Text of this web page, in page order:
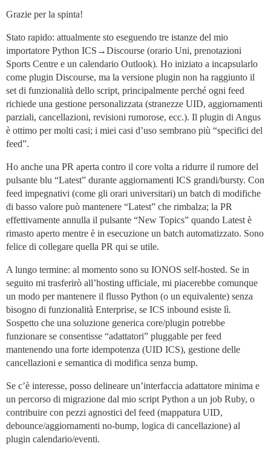
Grazie per la spinta!
Stato rapido: attualmente sto eseguendo tre istanze del mio
importatore Python ICS→Discourse (orario Uni, prenotazioni
Sports Centre e un calendario Outlook). Ho iniziato a incapsularlo
come plugin Discourse, ma la versione plugin non ha raggiunto il
set di funzionalità dello script, principalmente perché ogni feed
richiede una gestione personalizzata (stranezze UID, aggiornamenti
parziali, cancellazioni, revisioni rumorose, ecc.). Il plugin di Angus
è ottimo per molti casi; i miei casi d’uso sembrano più “specifici del
feed”.
Ho anche una PR aperta contro il core volta a ridurre il rumore del
pulsante blu “Latest” durante aggiornamenti ICS grandi/bursty. Con
feed impegnativi (come gli orari universitari) un batch di modifiche
di basso valore può mantenere “Latest” che rimbalza; la PR
effettivamente annulla il pulsante “New Topics” quando Latest è
rimasto aperto mentre è in esecuzione un batch automatizzato. Sono
felice di collegare quella PR qui se utile.
A lungo termine: al momento sono su IONOS self-hosted. Se in
seguito mi trasferirò all’hosting ufficiale, mi piacerebbe comunque
un modo per mantenere il flusso Python (o un equivalente) senza
bisogno di funzionalità Enterprise, se ICS inbound esiste lì.
Sospetto che una soluzione generica core/plugin potrebbe
funzionare se consentisse “adattatori” pluggable per feed
mantenendo una forte idempotenza (UID ICS), gestione delle
cancellazioni e semantica di modifica senza bump.
Se c’è interesse, posso delineare un’interfaccia adattatore minima e
un percorso di migrazione dal mio script Python a un job Ruby, o
contribuire con pezzi agnostici del feed (mappatura UID,
debounce/aggiornamenti no-bump, logica di cancellazione) al
plugin calendario/eventi.